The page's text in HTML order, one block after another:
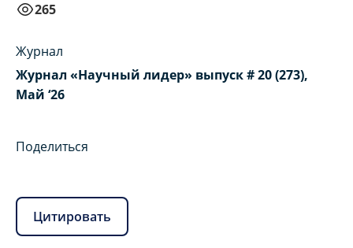
265
Журнал
Журнал «Научный лидер» выпуск # 20 (273),
Май ‘26
Поделиться
Цитировать